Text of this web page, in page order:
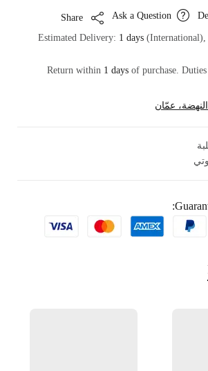
Ask a Question
Estimated Delivery: 1 days (International),
Return within 1 days of purchase.
عمّان